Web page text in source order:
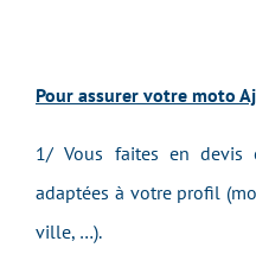
Pour assurer votre moto
1/ Vous faites en devis
adaptées à votre profil
ville, …).